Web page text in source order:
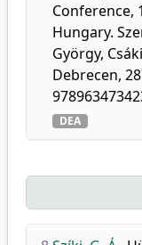
Conference,
Hungary.
György,
Debrecen,
DEA